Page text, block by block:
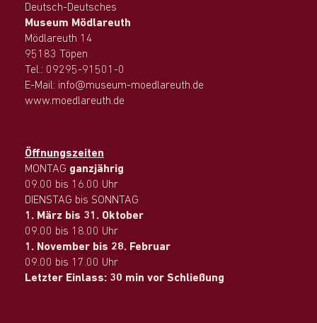
Deutsch-Deutsches
Museum Mödlareuth
Mödlareuth 14
95183 Töpen
Tel.: 09295-91501-0
E-Mail: info@museum-moedlareuth.de
www.moedlareuth.de
Öffnungszeiten
MONTAG ganzjährig
09.00 bis 16.00 Uhr
DIENSTAG bis SONNTAG
1. März bis 31. Oktober
09.00 bis 18.00 Uhr
1. November bis 28. Februar
09.00 bis 17.00 Uhr
Letzter Einlass: 30 min vor Schließung